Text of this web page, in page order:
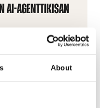
About
AI-AGENTTIKISAN